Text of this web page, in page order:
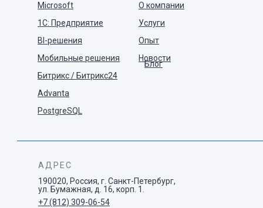
Microsoft
1С: Предприятие
BI-решения
Мобильные решения
Битрикс / Битрикс24
Advanta
PostgreSQL
О компании
Услуги
Опыт
Новости
Блог
АДРЕС
190020, Россия, г. Санкт-Петербург,
ул. Бумажная, д. 16, корп. 1.
+7 (812) 309-06-54